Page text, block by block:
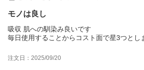
モノは良し
吸収 肌への馴染み良いです
毎日使用することからコスト面で星3つとし
注文日：2025/09/20